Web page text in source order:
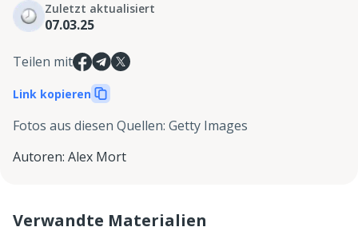
Zuletzt aktualisiert
07.03.25
Teilen mit
Link kopieren
Fotos aus diesen Quellen: Getty Images
Autoren: Alex Mort
Verwandte Materialien